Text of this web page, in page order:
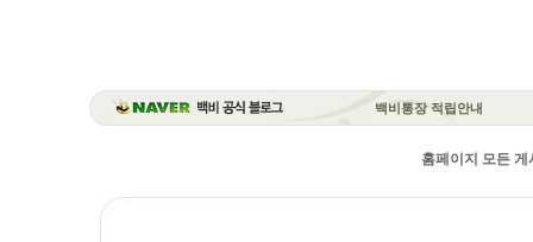
백비통장 적립안내
홈페이지 모든